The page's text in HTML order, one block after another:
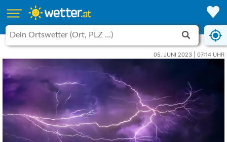
05. JUNI 2023 | 07:14 UHR